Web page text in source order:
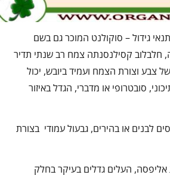
תנאי גידול – סוקולנט המוכר גם בשם
חלבלוב קסילנסנתה צמח רב שנתי תדיר
צבע וצורת הצמח ועמיד ביובש, יכול
סובטרופי או מדברי, הגדל באיזור
לבנים או בהירים, גבעול עמודי בצורת
אליפסה, העלים גדלים בעיקר בחלק